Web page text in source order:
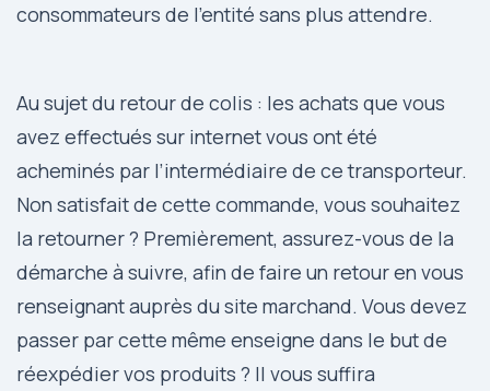
consommateurs de l’entité sans plus attendre.
Au sujet du retour de colis : les achats que vous
avez effectués sur internet vous ont été
acheminés par l’intermédiaire de ce transporteur.
Non satisfait de cette commande, vous souhaitez
la retourner ? Premièrement, assurez-vous de la
démarche à suivre, afin de faire un retour en vous
renseignant auprès du site marchand. Vous devez
passer par cette même enseigne dans le but de
réexpédier vos produits ? Il vous suffira